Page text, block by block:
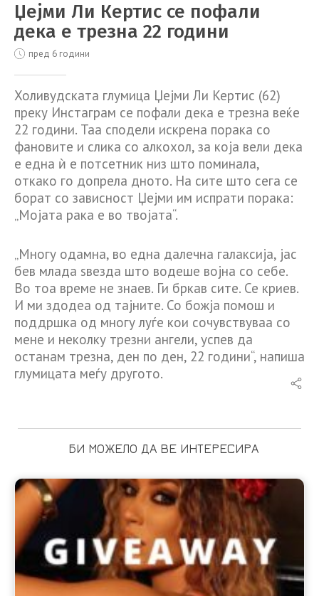
Џејми Ли Кертис се пофали
дека е трезна 22 години
пред 6 години
Холивудската глумица Џејми Ли Кертис (62)
преку Инстаграм се пофали дека е трезна веќе
22 години. Таа сподели искрена порака со
фановите и сликa со алкохол, за која вели дека
е една ѝ е потсетник низ што поминала,
откако го допрела дното. На сите што сега се
борат со зависност Џејми им испрати порака:
„Мојата рака е во твојата“.
„Многу одамна, во една далечна галаксија, јас
бев млада ѕвезда што водеше војна со себе.
Во тоа време не знаев. Ги бркав сите. Се криев.
И ми здодеа од тајните. Со божја помош и
поддршка од многу луѓе кои сочувствуваа со
мене и неколку трезни ангели, успев да
останам трезна, ден по ден, 22 години“, напиша
глумицата меѓу другото.
БИ МОЖЕЛО ДА ВЕ ИНТЕРЕСИРА